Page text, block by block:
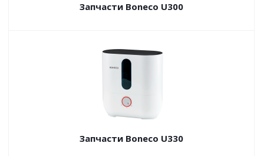
Запчасти Boneco U300
Запчасти Boneco U330